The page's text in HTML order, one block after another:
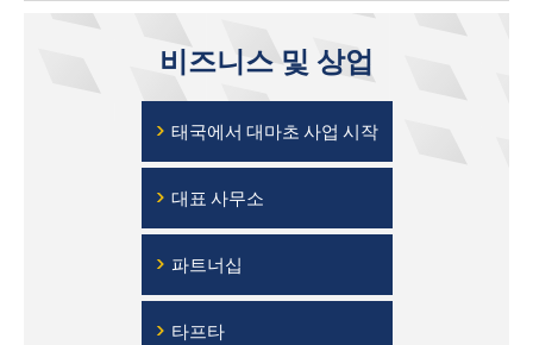
비즈니스 및 상업
› 태국에서 대마초 사업 시작
› 대표 사무소
› 파트너십
› 타프타